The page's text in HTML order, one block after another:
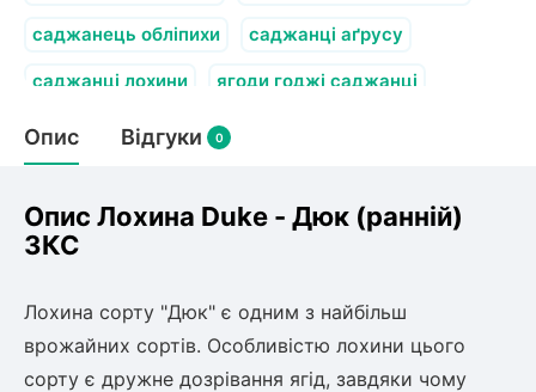
саджанець обліпихи саджанці аґрусу
саджанці лохини ягоди годжі саджанці
Опис Відгуки 0
Опис Лохина Duke - Дюк (ранній)
ЗКС
Лохина сорту "Дюк" є одним з найбільш
врожайних сортів. Особливістю лохини цього
сорту є дружне дозрівання ягід, завдяки чому